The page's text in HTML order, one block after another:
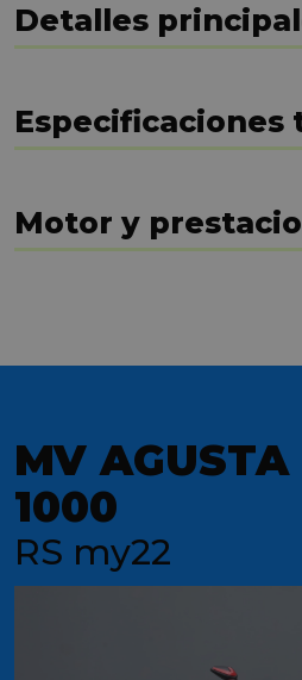
Detalles
Especificaciones
Motor y
MV
1000
RS my22